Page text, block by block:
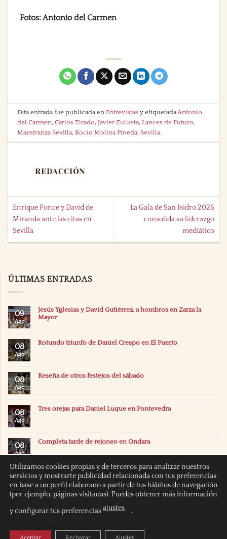
Fotos: Antonio del Carmen
Esta entrada fue publicada enEntrevistas y etiquetadaAntonio
del Carmen,Carlos Tirado,Javier Zulueta,Lances de Futuro,
Maestranza Sevilla,Rocío Molina Pineda,Sevilla.
REDACCIÓN
Enrique Ponce y David de
Miranda ante las citas en
Sevilla
La Gala de San Isidro 2026
consolida su liderazgo
mediático
ÚLTIMAS ENTRADAS
09
Ago
Jesús Yglesias y David Gutiérrez, a hombros en Zarza la
Mayor
08
Ago
Rotundo triunfo de Daniel Crespo en El Puerto
08
Ago
Reseña de otros festejos del sábado
08
Ago
Tres orejas para Daniel Luque en Pontevedra
08
Ago
Completa tarde de rejoneo en Ondara
Utilizamos cookies propias y de terceros para analizar nuestros
servicios y mostrarte publicidad relacionada con tus preferencias
en base a un perfil elaborado a partir de tus hábitos de navegación
(por ejemplo, páginas visitadas). Puedes obtener más información
y configurar tus preferenciasajustes .